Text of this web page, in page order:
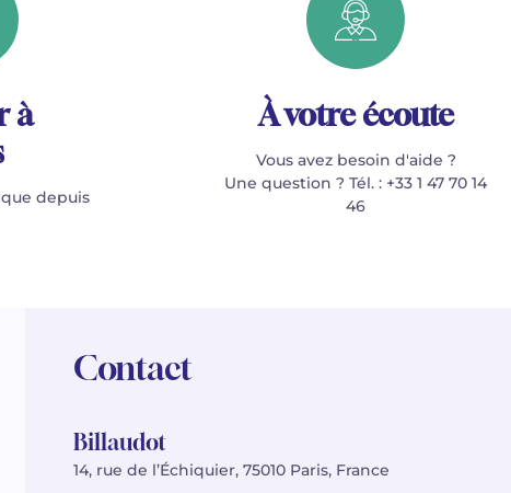
à
depuis
À votre écoute
Vous avez besoin d'aide ?
Une question ? Tél. : +33 1 47 70 14
46
Contact
Billaudot
14, rue de l’Échiquier, 75010 Paris, France